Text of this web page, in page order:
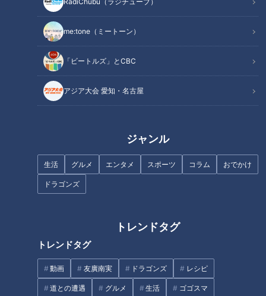
me:tone（ミートーン）
「ビートルズ」とCBC
アジア大会 愛知・名古屋
ジャンル
生活 グルメ エンタメ スポーツ コラム おでかけ
ドラゴンズ
トレンドタグ
トレンドタグ
動画 友廣南実 ドラゴンズ レシピ
道との遭遇 グルメ 生活 ゴゴスマ
6月に入ると市場への入荷量も増え、旬を迎えます。
また、6月13日は「ミョウガの日」。ミョウガの生産量が増え
る6月と、「13」を「いいミョウガ」と読む語呂合わせから制
定された記念日だそうです。
ミョウガの全国出荷量第1位は高知県。久野さんによると、全
国のおよそ9割を占めるほどの一大産地です。
す。輪切りにすると香りがより引き立ち、繊維に沿って縦切り
にするとシャキシャキとした食感が際立つとのこと。
薬味として使われることの多いミョウガですが、高知県の生産
も親しまれているそうです。
久野さんは、バーベキューや焼き肉で主役級のおいしさを発揮
すると紹介しました。